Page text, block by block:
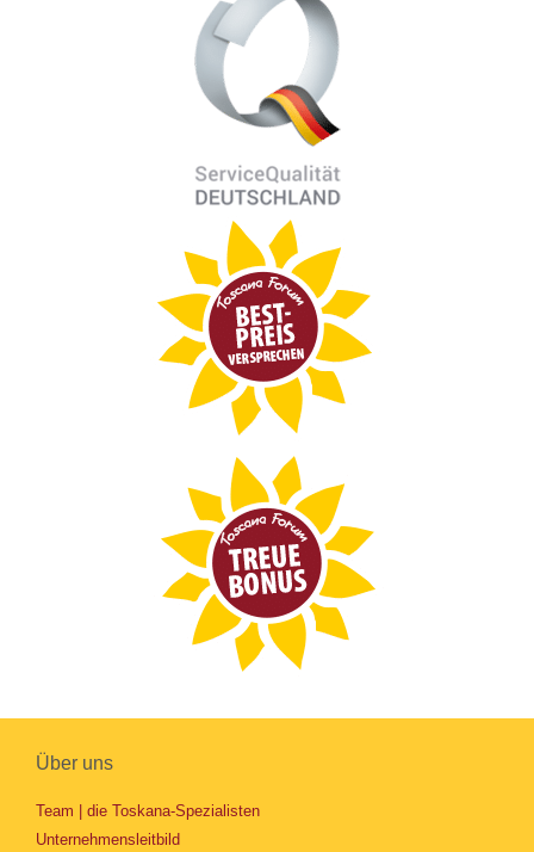
Über uns
Team | die Toskana-Spezialisten
Unternehmensleitbild